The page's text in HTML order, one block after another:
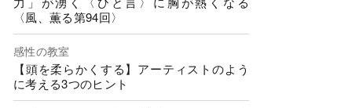
〈風、薫る第94回〉
感性の教室
【頭を柔らかくする】アーティストのよう
に考える3つのヒント